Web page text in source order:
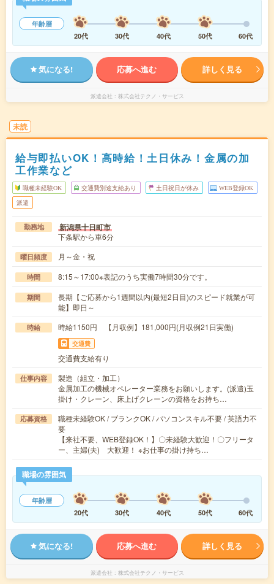
年齢層
20代
30代 40代 50代 60代
気になる! 応募へ進む 詳しく見る
派遣会社 株式会社テクノ・サービス
未読
給与即払いOK！高時給！土日休み！金属の加
工作業など
職種未経験OK 交通費別途支給あり 土日祝日が休み WEB登録OK
派遣
勤務地 新潟県十日町市
下条駅から車6分
曜日頻度 月～金・祝
時間 8:15～17:00※表記のうち実働7時間30分です。
期間
長期【ご応募から1週間以内(最短2日目)のスピード就業が可
能】即日～
時給 時給1150円 【月収例】181,000円(月収例21日実働)
交通費
交通費支給有り
仕事内容
製造（組立・加工）
金属加工の機械オペレーター業務をお願いします。(派遣)玉
掛け・クレーン、床上げクレーンの資格をお持ち…
応募資格
職種未経験OK / ブランクOK / パソコンスキル不要 / 英語力不
要
【来社不要、WEB登録OK！】〇未経験大歓迎！〇フリータ
ー、主婦(夫) 大歓迎！ ※お仕事の掛け持ち…
職場の雰囲気
年齢層
20代
30代 40代 50代 60代
気になる! 応募へ進む 詳しく見る
派遣会社 株式会社テクノ・サービス